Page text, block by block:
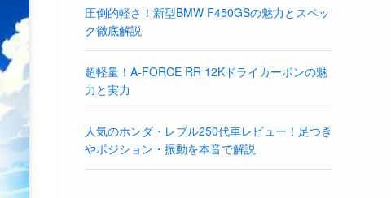
圧倒的軽さ！新型BMW F450GSの魅力とスペッ
ク徹底解説
超軽量！A-FORCE RR 12Kドライカーボンの魅
力と実力
人気のホンダ・レブル250代車レビュー！足つき
やポジション・振動を本音で解説